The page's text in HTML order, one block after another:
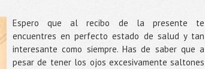
Espero que al recibo de la presente te
encuentres en perfecto estado de salud y tan
interesante como siempre. Has de saber que a
pesar de tener los ojos excesivamente saltones